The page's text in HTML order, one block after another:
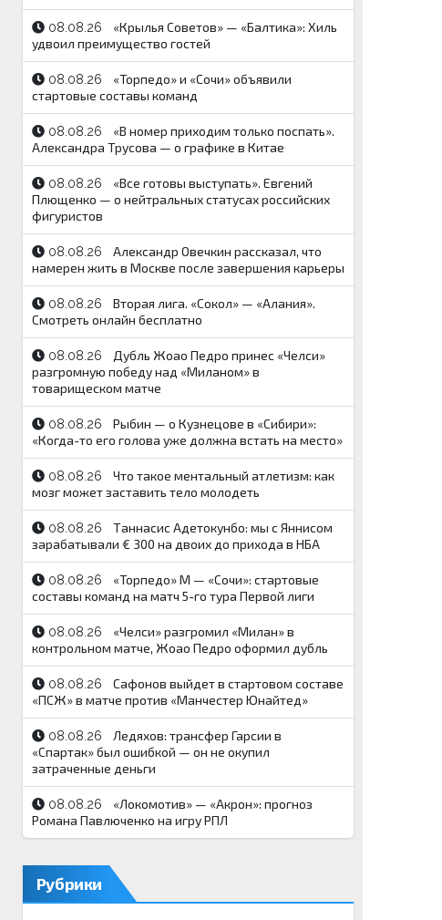
08.08.26
«Крылья Советов» — «Балтика»: Хиль
удвоил преимущество гостей
08.08.26
«Торпедо» и «Сочи» объявили
стартовые составы команд
08.08.26
«В номер приходим только поспать».
Александра Трусова — о графике в Китае
08.08.26
«Все готовы выступать». Евгений
Плющенко — о нейтральных статусах российских
фигуристов
08.08.26
Александр Овечкин рассказал, что
намерен жить в Москве после завершения карьеры
08.08.26
Вторая лига. «Сокол» — «Алания».
Смотреть онлайн бесплатно
08.08.26
Дубль Жоао Педро принес «Челси»
разгромную победу над «Миланом» в
товарищеском матче
08.08.26
Рыбин — о Кузнецове в «Сибири»:
«Когда-то его голова уже должна встать на место»
08.08.26
Что такое ментальный атлетизм: как
мозг может заставить тело молодеть
08.08.26
Таннасис Адетокунбо: мы с Яннисом
зарабатывали € 300 на двоих до прихода в НБА
08.08.26
«Торпедо» М — «Сочи»: стартовые
составы команд на матч 5-го тура Первой лиги
08.08.26
«Челси» разгромил «Милан» в
контрольном матче, Жоао Педро оформил дубль
08.08.26
Сафонов выйдет в стартовом составе
«ПСЖ» в матче против «Манчестер Юнайтед»
08.08.26
Ледяхов: трансфер Гарсии в
«Спартак» был ошибкой — он не окупил
затраченные деньги
08.08.26
«Локомотив» — «Акрон»: прогноз
Романа Павлюченко на игру РПЛ
Рубрики